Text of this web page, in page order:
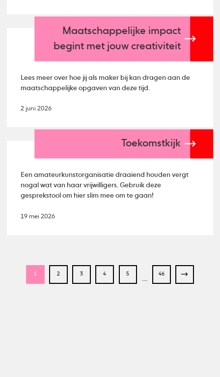
Maatschappelijke impact
begint met jouw creativiteit
Lees meer over hoe jij als maker bij kan dragen aan de
maatschappelijke opgaven van deze tijd.
2 juni 2026
Toekomstkijk
Een amateurkunstorganisatie draaiend houden vergt
nogal wat van haar vrijwilligers. Gebruik deze
gesprekstool om hier slim mee om te gaan!
19 mei 2026
1 2 3 4 5 46